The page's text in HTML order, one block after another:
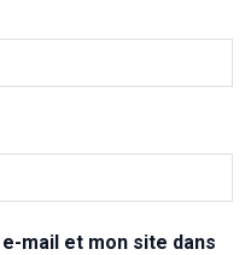
mail et mon site dans